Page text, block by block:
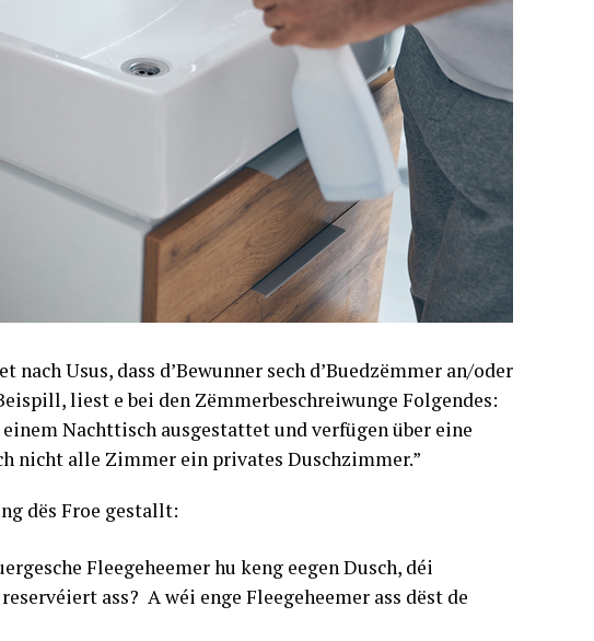
Usus, dass d’Bewunner sech d’Buedzëmmer an/oder
liest e bei den Zëmmerbeschreiwunge Folgendes:
Nachttisch ausgestattet und verfügen über eine
nicht alle Zimmer ein privates Duschzimmer.”
dës Froe gestallt:
Fleegeheemer hu keng eegen Dusch, déi
ass? A wéi enge Fleegeheemer ass dëst de